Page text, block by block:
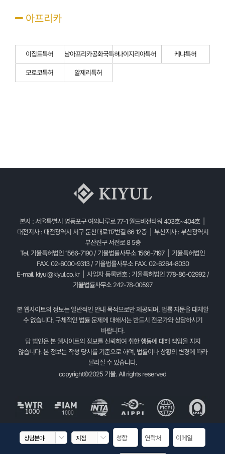
아프리카
이집트특허 남아프리카공화국특허나이지리아특허 케냐특허
모로코특허 알제리특허
본사 : 서울특별시 영등포구 여의나루로 77-1 월드비전타워 403호~404호 |
대전지사 : 대전광역시 서구 둔산대로117번길 66 12층 | 부산지사 : 부산광역시
부산진구 서전로 8 5층
Tel. 기율특허법인 1566-7190 / 기율법률사무소 1566-7197 | 기율특허법인
FAX. 02-6000-9313 / 기율법률사무소 FAX. 02-6264-8030
E-mail. kiyul@kiyul.co.kr| 사업자 등록번호 : 기율특허법인 778-86-02992 /
기율법률사무소 242-78-00597
본 웹사이트의 정보는 일반적인 안내 목적으로만 제공되며, 법률 자문을 대체할
수 없습니다. 구체적인 법률 문제에 대해서는 반드시 전문가와 상담하시기
바랍니다.
당 법인은 본 웹사이트의 정보를 신뢰하여 취한 행동에 대해 책임을 지지
않습니다. 본 정보는 작성 당시를 기준으로 하며, 법률이나 상황의 변경에 따라
달라질 수 있습니다.
copyright©2025 기율. All rights reserved
 